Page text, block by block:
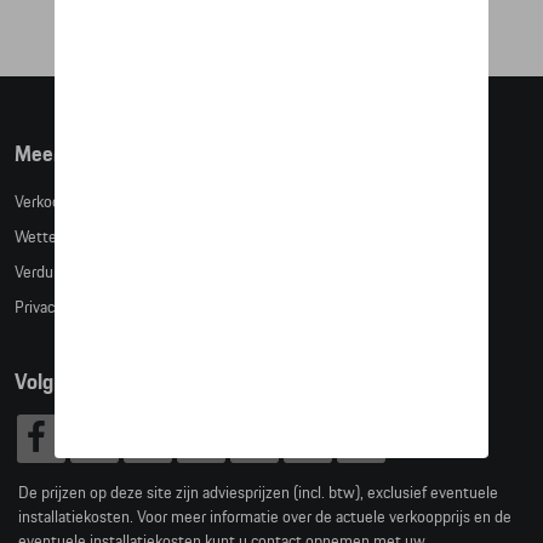
Meer info
Verkoopsvoorwaarden
Wettelijke bepalingen
Verduidelijking kledingmaten
Privacybeleid
Volg Ons
De prijzen op deze site zijn adviesprijzen (incl. btw), exclusief eventuele
installatiekosten. Voor meer informatie over de actuele verkoopprijs en de